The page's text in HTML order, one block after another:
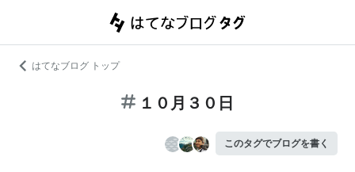
はてなブログ トップ
１０月３０日
このタグでブログを書く